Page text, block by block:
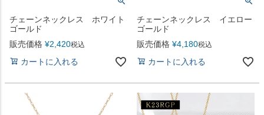
チェーンネックレス ホワイト
ゴールド
販売価格 ¥2,420税込
カートに入れる
チェーンネックレス イエロー
ゴールド
販売価格 ¥4,180税込
カートに入れる